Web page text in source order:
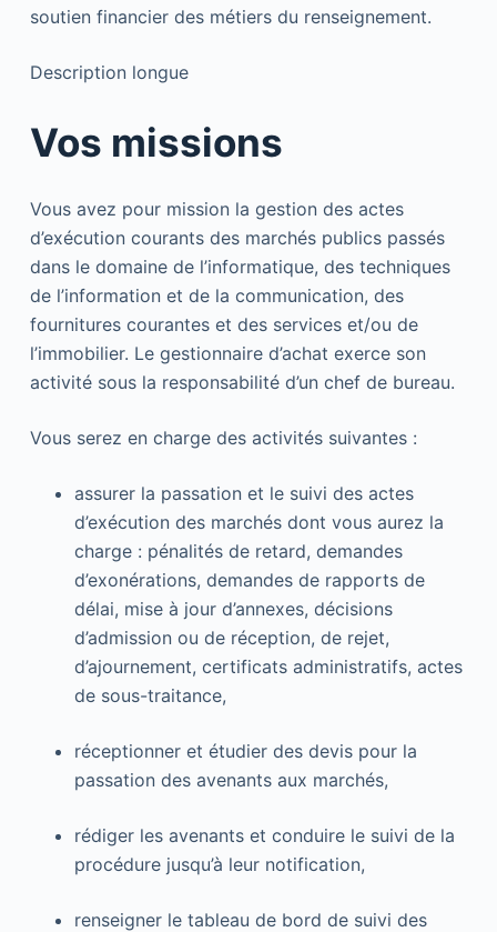
soutien financier des métiers du renseignement.
Description longue
Vos missions
Vous avez pour mission la gestion des actes
d’exécution courants des marchés publics passés
dans le domaine de l’informatique, des techniques
de l’information et de la communication, des
fournitures courantes et des services et/ou de
l’immobilier. Le gestionnaire d’achat exerce son
activité sous la responsabilité d’un chef de bureau.
Vous serez en charge des activités suivantes :
assurer la passation et le suivi des actes
d’exécution des marchés dont vous aurez la
charge : pénalités de retard, demandes
d’exonérations, demandes de rapports de
délai, mise à jour d’annexes, décisions
d’admission ou de réception, de rejet,
d’ajournement, certificats administratifs, actes
de sous-traitance,
réceptionner et étudier des devis pour la
passation des avenants aux marchés,
rédiger les avenants et conduire le suivi de la
procédure jusqu’à leur notification,
renseigner le tableau de bord de suivi des